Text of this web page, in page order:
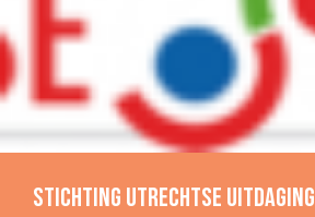
Stichting Utrechtse Uitdaging